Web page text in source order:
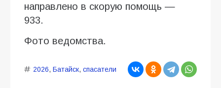
направлено в скорую помощь —
933.
Фото ведомства.
2026, Батайск, спасатели